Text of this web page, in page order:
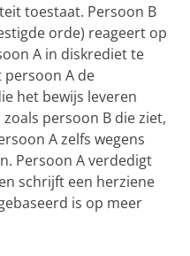
toestaat. Persoon B
orde) reageert op
A in diskrediet te
A de
het bewijs leveren
persoon B die ziet,
A zelfs wegens
Persoon A verdedigt
schrijft een herziene
is op meer